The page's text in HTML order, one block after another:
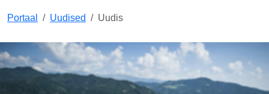
Portaal Uudised Uudis